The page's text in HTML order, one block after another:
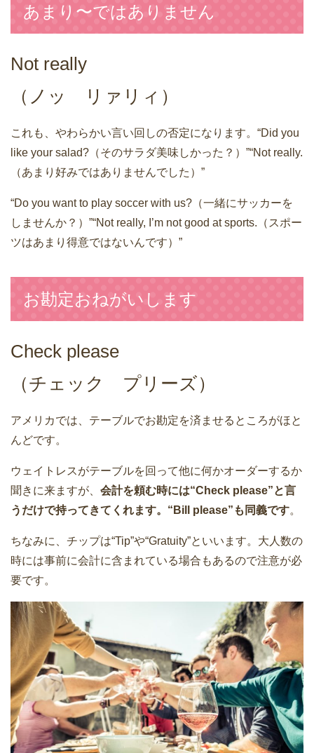
あまり〜ではありません
Not really
（ノッ リァリィ）
これも、やわらかい言い回しの否定になります。“Did you
like your salad?（そのサラダ美味しかった？）”“Not really.
（あまり好みではありませんでした）”
“Do you want to play soccer with us?（一緒にサッカーを
しませんか？）”“Not really, I’m not good at sports.（スポー
ツはあまり得意ではないんです）”
お勘定おねがいします
Check please
（チェック プリーズ）
アメリカでは、テーブルでお勘定を済ませるところがほと
んどです。
ウェイトレスがテーブルを回って他に何かオーダーするか
聞きに来ますが、 会計を頼む時には“Check please”と言
うだけで持ってきてくれます。“Bill please”も同義です。
ちなみに、チップは“Tip”や“Gratuity”といいます。大人数の
時には事前に会計に含まれている場合もあるので注意が必
要です。